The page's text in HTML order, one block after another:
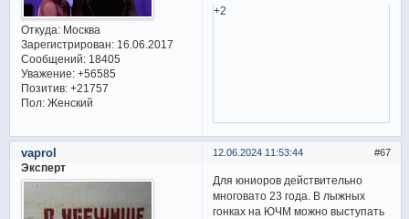
Откуда:Москва
Зарегистрирован: 16.06.2017
Сообщений:18405
Уважение: +56585
Позитив: +21757
Пол:Женский
+2
67
12.06.2024 11:53:44
vaprol
Эксперт
Для юниоров действительно
многовато 23 года. В лыжных
гонках на ЮЧМ можно выступать